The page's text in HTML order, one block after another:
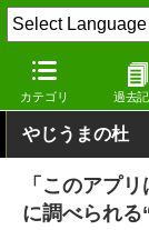
カテゴリ 過去
窓の杜 システム
やじうまの杜
「このアプ
に調べられ